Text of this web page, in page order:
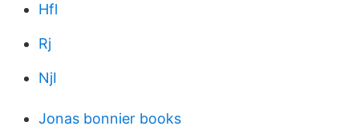
Hfl
Rj
NjI
Jonas bonnier books